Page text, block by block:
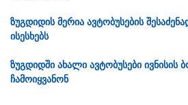
ზუგდიდის მერია ავტობუსების
ისესხებს
ზუგდიდში ახალი ავტობუსები ივნისის
ჩამოიყვანონ